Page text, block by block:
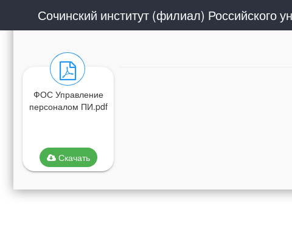
ФОС Управление
персоналом ПИ.pdf
Скачать